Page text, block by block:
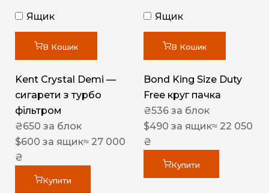
Ящик
В Кошик
Kent Crystal Demi —
сигарети з турбо
фільтром
₴650 за блок
$600 за ящик≈ 27 000
₴
Купити
Ящик
В Кошик
Bond King Size Duty
Free круг пачка
₴536 за блок
$490 за ящик≈ 22 050
₴
Купити